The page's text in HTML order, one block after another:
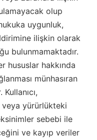
olup
hukuka uygunluk,
ilişkin olarak
bulunmamaktadır.
hususlar hakkında
münhasıran
veya yürürlükteki
sebebi ile
ve kayıp veriler